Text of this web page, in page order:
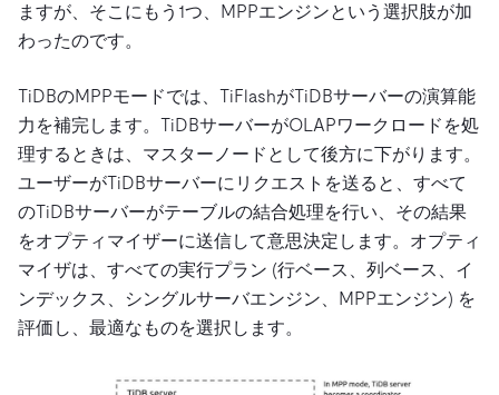
ますが、そこにもう1つ、MPPエンジンという選択肢が加
わったのです。
TiDBのMPPモードでは、TiFlashがTiDBサーバーの演算能
力を補完します。TiDBサーバーがOLAPワークロードを処
理するときは、マスターノードとして後方に下がります。
ユーザーがTiDBサーバーにリクエストを送ると、すべて
のTiDBサーバーがテーブルの結合処理を行い、その結果
をオプティマイザーに送信して意思決定します。オプティ
マイザは、すべての実行プラン (行ベース、列ベース、イ
ンデックス、シングルサーバエンジン、MPPエンジン) を
評価し、最適なものを選択します。